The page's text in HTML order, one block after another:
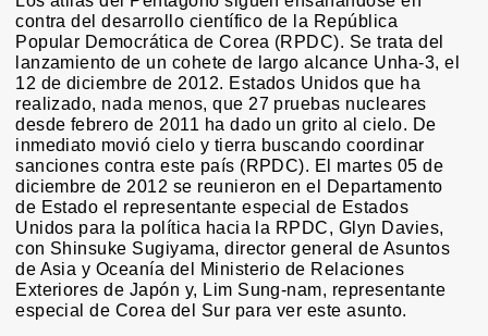
contra del desarrollo científico de la República
Popular Democrática de Corea (RPDC). Se trata del
lanzamiento de un cohete de largo alcance Unha-3, el
12 de diciembre de 2012. Estados Unidos que ha
realizado, nada menos, que 27 pruebas nucleares
desde febrero de 2011 ha dado un grito al cielo. De
inmediato movió cielo y tierra buscando coordinar
sanciones contra este país (RPDC). El martes 05 de
diciembre de 2012 se reunieron en el Departamento
de Estado el representante especial de Estados
Unidos para la política hacia la RPDC, Glyn Davies,
con Shinsuke Sugiyama, director general de Asuntos
de Asia y Oceanía del Ministerio de Relaciones
Exteriores de Japón y, Lim Sung-nam, representante
especial de Corea del Sur para ver este asunto.